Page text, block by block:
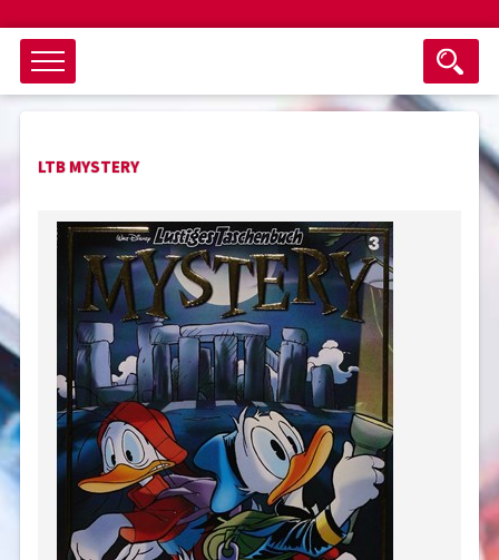
Objektsuche
als ganzes Wort suchen
keine eingestellten Titel
nur Titel im Angebot Suche zurücksetzen
Suchen
LTB MYSTERY